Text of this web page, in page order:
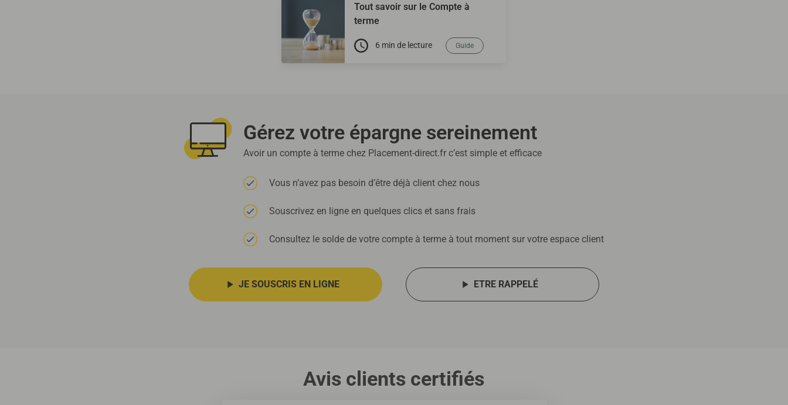
Tout savoir sur le Compte à
terme
6 min de lecture Guide
Gérez votre épargne sereinement
Avoir un compte à terme chez Placement-direct.fr c’est simple et efficace
Vous n’avez pas besoin d’être déjà client chez nous
Souscrivez en ligne en quelques clics et sans frais
Consultez le solde de votre compte à terme à tout moment sur votre espace client
JE SOUSCRIS EN LIGNE ETRE RAPPELÉ
Avis clients certifiés